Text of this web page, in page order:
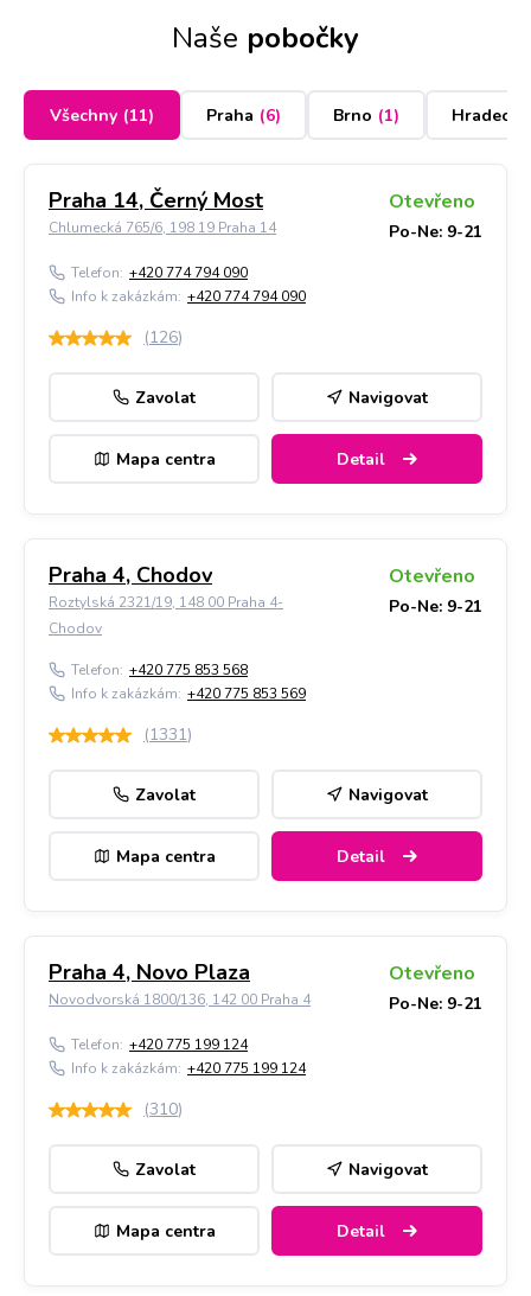
Naše pobočky
Všechny (11) Praha (6) Brno (1) Hradec
Praha 14, Černý Most
Chlumecká 765/6, 198 19 Praha 14
Otevřeno
Po-Ne: 9-21
Telefon: +420 774 794 090
Info k zakázkám: +420 774 794 090
(126)
Zavolat Navigovat
Mapa centra Detail
Praha 4, Chodov
Roztylská 2321/19, 148 00 Praha 4-
Chodov
Otevřeno
Po-Ne: 9-21
Telefon: +420 775 853 568
Info k zakázkám: +420 775 853 569
(1331)
Zavolat Navigovat
Mapa centra Detail
Praha 4, Novo Plaza
Novodvorská 1800/136, 142 00 Praha 4
Otevřeno
Po-Ne: 9-21
Telefon: +420 775 199 124
Info k zakázkám: +420 775 199 124
(310)
Zavolat Navigovat
Mapa centra Detail